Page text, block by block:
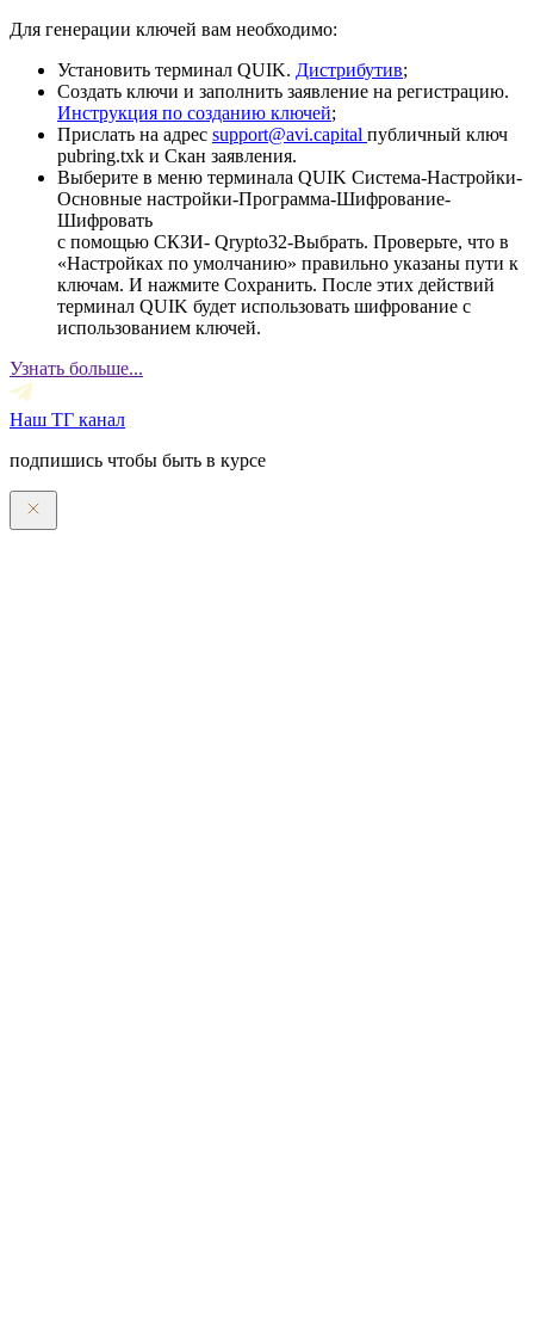
Для генерации ключей вам необходимо:
Установить терминал QUIK. Дистрибутив;
Создать ключи и заполнить заявление на регистрацию.
Инструкция по созданию ключей;
Прислать на адрес support@avi.capital публичный ключ
pubring.txk и Скан заявления.
Выберите в меню терминала QUIK Система-Настройки-
Основные настройки-Программа-Шифрование-
Шифровать
с помощью СКЗИ- Qrypto32-Выбрать. Проверьте, что в
«Настройках по умолчанию» правильно указаны пути к
ключам. И нажмите Сохранить. После этих действий
терминал QUIK будет использовать шифрование с
использованием ключей.
Узнать больше...
Наш ТГ канал
подпишись чтобы быть в курсе